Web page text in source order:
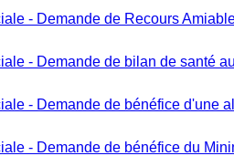
- Demande de Recours
- Demande de bilan de santé
- Demande de bénéfice d'une
- Demande de bénéfice du